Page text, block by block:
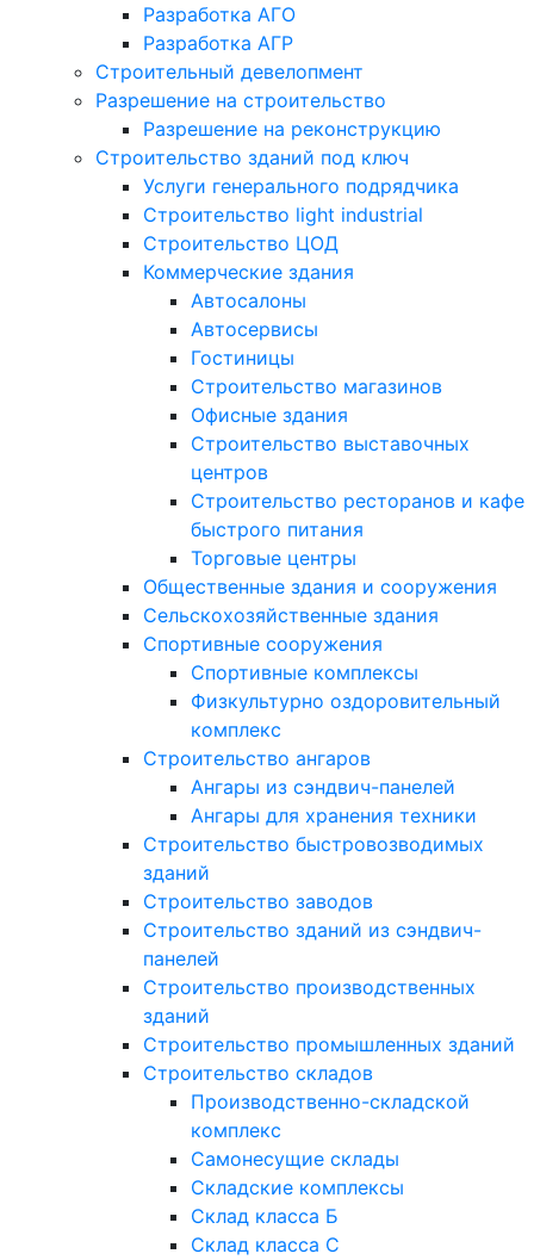
Разработка АГО
Разработка АГР
Строительный девелопмент
Разрешение на строительство
Разрешение на реконструкцию
Строительство зданий под ключ
Услуги генерального подрядчика
Строительство light industrial
Строительство ЦОД
Коммерческие здания
Автосалоны
Автосервисы
Гостиницы
Строительство магазинов
Офисные здания
Строительство выставочных
центров
Строительство ресторанов и кафе
быстрого питания
Торговые центры
Общественные здания и сооружения
Сельскохозяйственные здания
Спортивные сооружения
Спортивные комплексы
Физкультурно оздоровительный
комплекс
Строительство ангаров
Ангары из сэндвич-панелей
Ангары для хранения техники
Строительство быстровозводимых
зданий
Строительство заводов
Строительство зданий из сэндвич-
панелей
Строительство производственных
зданий
Строительство промышленных зданий
Строительство складов
Производственно-складской
комплекс
Самонесущие склады
Складские комплексы
Склад класса Б
Склад класса С